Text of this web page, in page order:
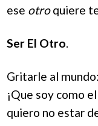
ese otroquiere
Ser El Otro.
Gritarle al
¡Que soy como
quiero no estar